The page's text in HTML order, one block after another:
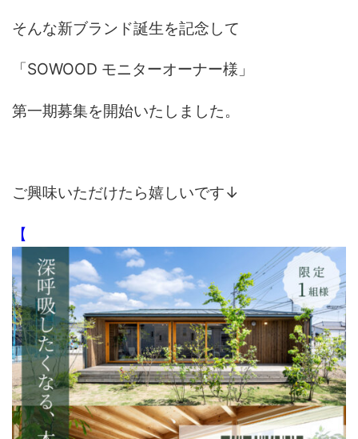
そんな新ブランド誕生を記念して
「SOWOOD モニターオーナー様」
第一期募集を開始いたしました。
ご興味いただけたら嬉しいです↓
【